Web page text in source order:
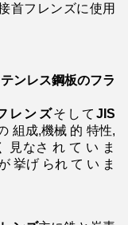
首フレンズに使用
ンレス鋼板のフラ
レンズそしてJIS
組成,機械 的 特性,
見なさ れ て い ま
挙げ られ て い ま